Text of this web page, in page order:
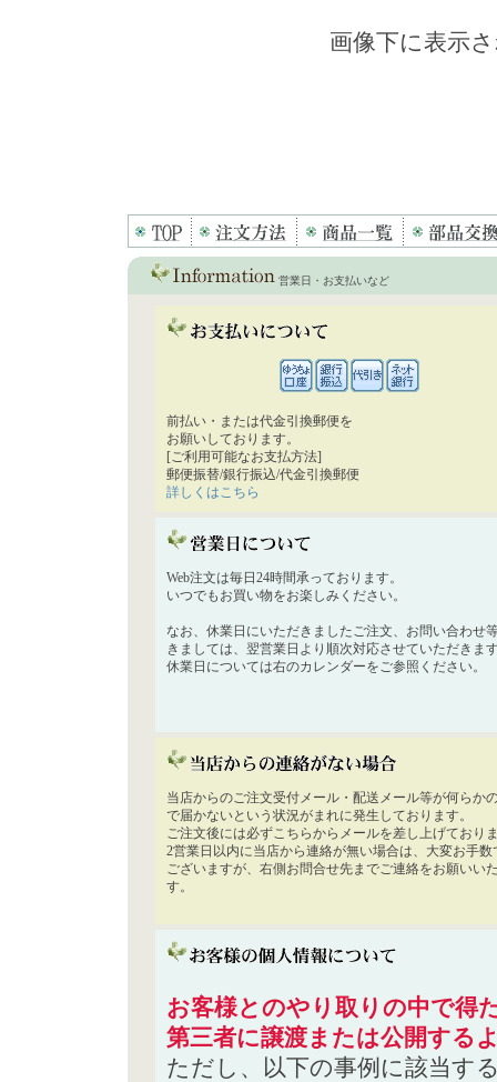
画像下に表示
営業日・お支払いなど
前払い・または代金引換郵便を
お願いしております。
[ご利用可能なお支払方法]
郵便振替/銀行振込/代金引換郵便
詳しくはこちら
Web注文は毎日24時間承っております。
いつでもお買い物をお楽しみください。
なお、休業日にいただきましたご注文、お問い合わせ
きましては、翌営業日より順次対応させていただきま
休業日については右のカレンダーをご参照ください。
当店からのご注文受付メール・配送メール等が何らか
で届かないという状況がまれに発生しております。
ご注文後には必ずこちらからメールを差し上げており
2営業日以内に当店から連絡が無い場合は、大変お手数
ございますが、右側お問合せ先までご連絡をお願いい
す。
お客様とのやり取りの中で得
第三者に譲渡または公開する
ただし、以下の事例に該当す